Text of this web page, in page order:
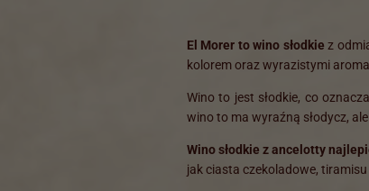
El Morer to wino słodkiez
kolorem oraz wyrazistymi
Wino to jest słodkie, co
wino to ma wyraźną słodycz,
Wino słodkie z ancelotty
jak ciasta czekoladowe,